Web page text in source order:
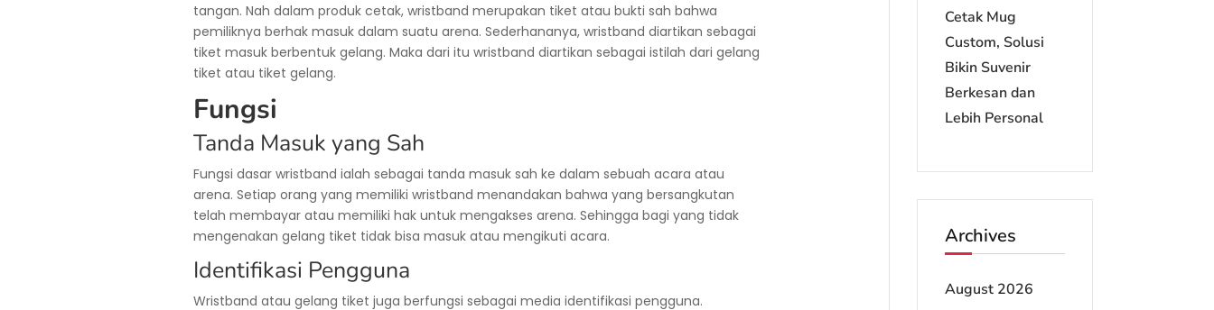
tangan. Nah dalam produk cetak, wristband merupakan tiket atau bukti sah bahwa
pemiliknya berhak masuk dalam suatu arena. Sederhananya, wristband diartikan sebagai
tiket masuk berbentuk gelang. Maka dari itu wristband diartikan sebagai istilah dari gelang
tiket atau tiket gelang.
Fungsi
Tanda Masuk yang Sah
Fungsi dasar wristband ialah sebagai tanda masuk sah ke dalam sebuah acara atau
arena. Setiap orang yang memiliki wristband menandakan bahwa yang bersangkutan
telah membayar atau memiliki hak untuk mengakses arena. Sehingga bagi yang tidak
mengenakan gelang tiket tidak bisa masuk atau mengikuti acara.
Identifikasi Pengguna
Wristband atau gelang tiket juga berfungsi sebagai media identifikasi pengguna.
Cetak Mug
Custom, Solusi
Bikin Suvenir
Berkesan dan
Lebih Personal
Archives
August 2026